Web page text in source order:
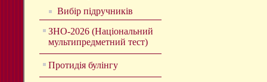
Вибір підручників
ЗНО-2026 (Національний
мультипредметний тест)
Протидія булінгу